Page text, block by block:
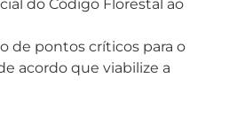
do Código Florestal ao
de pontos críticos para o
acordo que viabilize a